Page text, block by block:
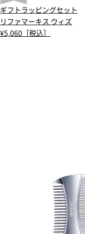
ギフトラッピングセット
リファマーキス ウィズ
¥5,060［税込］